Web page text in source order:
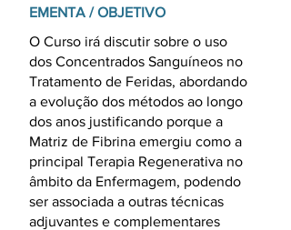
Diretoria SOBENFeE, na
coordenação da Enfermagem
Regenerativa
CEO UNIREGEN
EMENTA / OBJETIVO
O Curso irá discutir sobre o uso
dos Concentrados Sanguíneos no
Tratamento de Feridas, abordando
a evolução dos métodos ao longo
dos anos justificando porque a
Matriz de Fibrina emergiu como a
principal Terapia Regenerativa no
âmbito da Enfermagem, podendo
ser associada a outras técnicas
adjuvantes e complementares